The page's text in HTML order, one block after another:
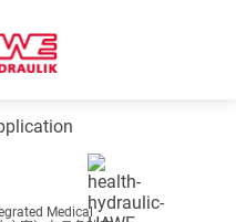
Medical